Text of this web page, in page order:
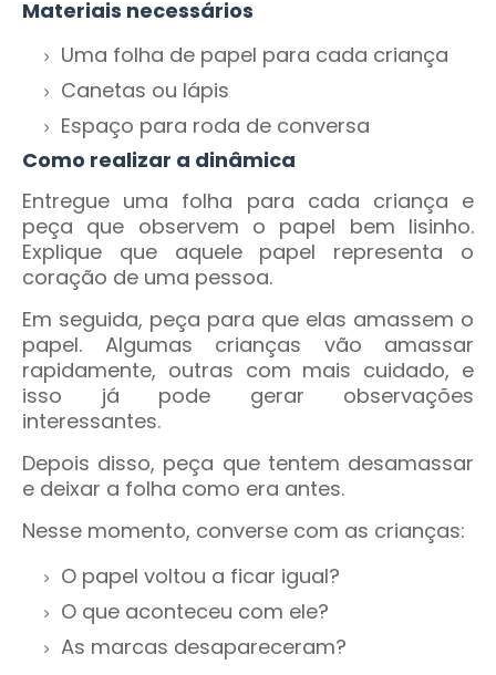
Materiais necessários
Uma folha de papel para cada criança
Canetas ou lápis
Espaço para roda de conversa
Como realizar a dinâmica
Entregue uma folha para cada criança e
peça que observem o papel bem lisinho.
Explique que aquele papel representa o
coração de uma pessoa.
Em seguida, peça para que elas amassem o
papel. Algumas crianças vão amassar
rapidamente, outras com mais cuidado, e
isso já pode gerar observações
interessantes.
Depois disso, peça que tentem desamassar
e deixar a folha como era antes.
Nesse momento, converse com as crianças:
O papel voltou a ficar igual?
O que aconteceu com ele?
As marcas desapareceram?